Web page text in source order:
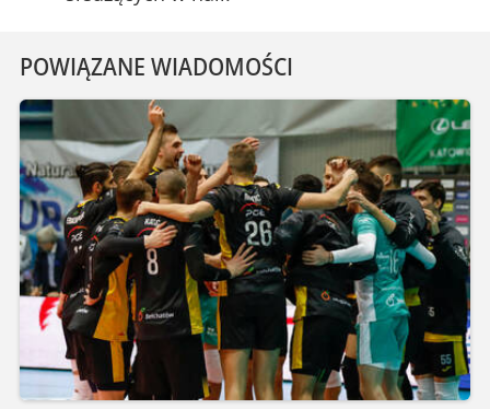
POWIĄZANE WIADOMOŚCI